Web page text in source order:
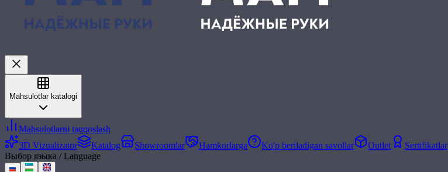
Mahsulotlar katalogi
Mahsulotlarni taqqoslash
3D Vizualizator
Katalog Showroomlar Hamkorlarga Ko'p beriladigan savollar Outlet
Sertifikatlar
Выбор языка / Language